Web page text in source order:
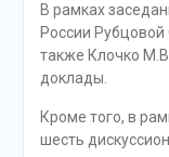
В рамках
России Рубцовой
также Клочко
доклады.
Кроме того, в
шесть